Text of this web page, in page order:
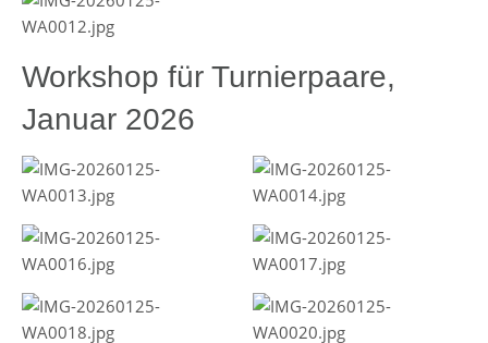
Workshop für Turnierpaare,
Januar 2026